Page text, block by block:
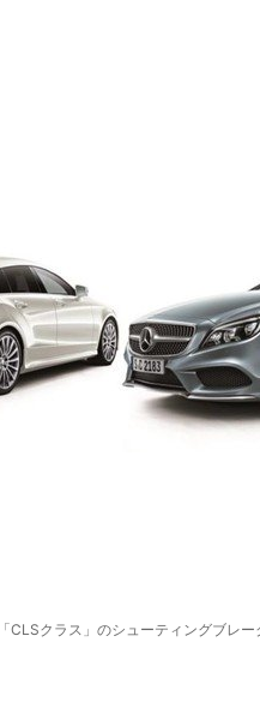
CLSクラス」のシューティングブレ